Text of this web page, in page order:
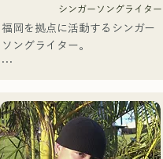
เป็นตัวแทนของ J:COM ฟุกุโอกะ
คุมาโมโตะ และชิโมโนเซกิ ทำให้
พวกเขาเป็นวงที่น่าจับตามอง
シンガーソングライター
福岡を拠点に活動するシンガー
ソングライター。
トの力強さとバラードの繊細さ
を併せ持つ楽曲を届けている。